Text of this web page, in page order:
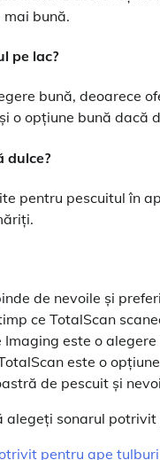
bună.
pe lac?
bună, deoarece
o opțiune bună dacă
dulce?
pentru pescuitul în
de nevoile și
ce TotalScan
este o
este o
de pescuit și
sonarul
pentru ape